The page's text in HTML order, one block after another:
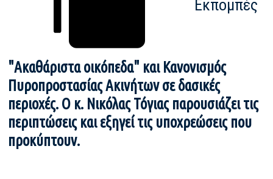
Εκπομπές
"Ακαθάριστα οικόπεδα" και Κανονισμός
Πυροπροστασίας Ακινήτων σε δασικές
περιοχές. Ο κ. Νικόλας Τόγιας παρουσιάζει τις
περιπτώσεις και εξηγεί τις υποχρεώσεις που
προκύπτουν.